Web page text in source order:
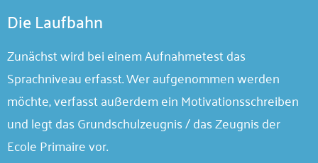
Die Laufbahn
Zunächst wird bei einem Aufnahmetest das
Sprachniveau erfasst. Wer aufgenommen werden
möchte, verfasst außerdem ein Motivationsschreiben
und legt das Grundschulzeugnis / das Zeugnis der
Ecole Primaire vor.